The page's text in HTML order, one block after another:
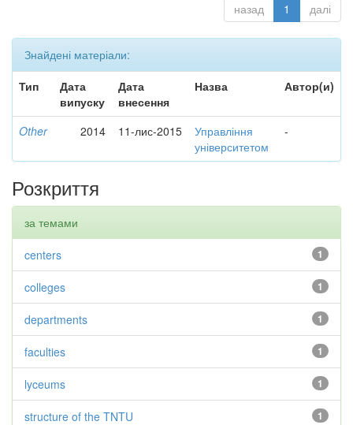
назад 1 далі
Знайдені матеріали:
Тип
Дата
випуску
Дата
внесення
Назва Автор(и)
Other 2014 11-лис-2015
Управління
університетом
-
Розкриття
за темами
1
centers
1
colleges
1
departments
1
faculties
1
lyceums
1
structure of the TNTU